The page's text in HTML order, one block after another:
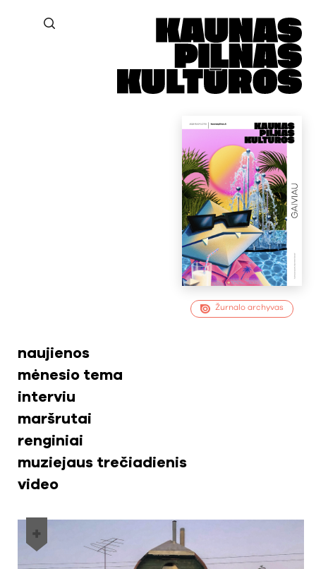
Žurnalo archyvas
naujienos
mėnesio tema
interviu
maršrutai
renginiai
muziejaus trečiadienis
video